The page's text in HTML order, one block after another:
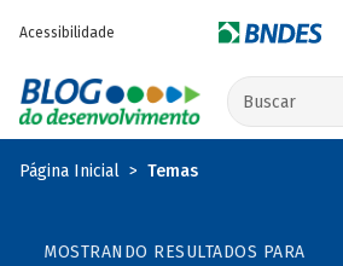
Acessibilidade
Buscar no site
Página Inicial Temas
MOSTRANDO RESULTADOS PARA